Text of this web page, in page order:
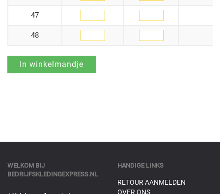
47
48
WELKOM BIJ
BEDRIJFSKLEDINGEXPRESS.NL
HANDIGE LINKS
RETOUR AANMELDEN
OVER ONS